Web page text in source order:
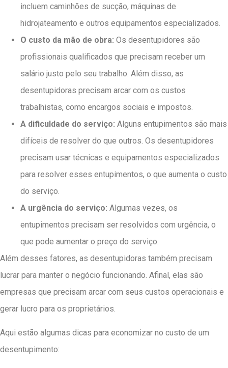
incluem caminhões de sucção, máquinas de
hidrojateamento e outros equipamentos especializados.
O custo da mão de obra: Os desentupidores são
profissionais qualificados que precisam receber um
salário justo pelo seu trabalho. Além disso, as
desentupidoras precisam arcar com os custos
trabalhistas, como encargos sociais e impostos.
A dificuldade do serviço: Alguns entupimentos são mais
difíceis de resolver do que outros. Os desentupidores
precisam usar técnicas e equipamentos especializados
para resolver esses entupimentos, o que aumenta o custo
do serviço.
A urgência do serviço: Algumas vezes, os
entupimentos precisam ser resolvidos com urgência, o
que pode aumentar o preço do serviço.
Além desses fatores, as desentupidoras também precisam
lucrar para manter o negócio funcionando. Afinal, elas são
empresas que precisam arcar com seus custos operacionais e
gerar lucro para os proprietários.
Aqui estão algumas dicas para economizar no custo de um
desentupimento: